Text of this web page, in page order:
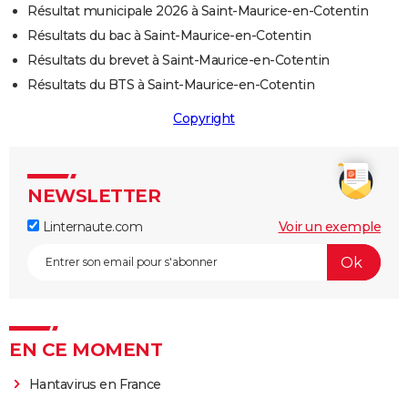
Résultat municipale 2026 à Saint-Maurice-en-Cotentin
Résultats du bac à Saint-Maurice-en-Cotentin
Résultats du brevet à Saint-Maurice-en-Cotentin
Résultats du BTS à Saint-Maurice-en-Cotentin
Copyright
NEWSLETTER
Linternaute.com Voir un exemple
EN CE MOMENT
Hantavirus en France